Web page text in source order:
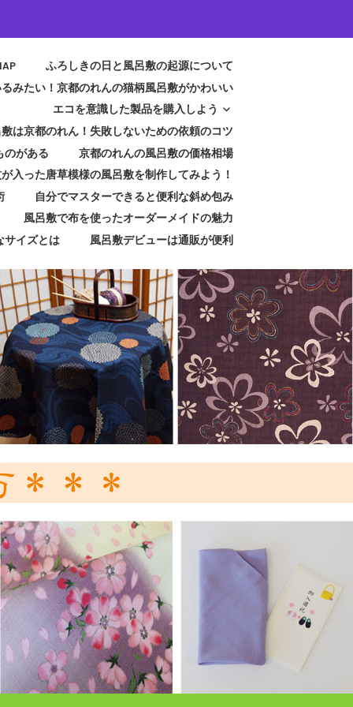
ふろしきの日と風呂敷の起源について
みたい！京都のれんの猫柄風呂敷がかわいい
エコを意識した製品を購入しよう
は京都のれん！失敗しないための依頼のコツ
のがある
京都のれんの風呂敷の価格相場
入った唐草模様の風呂敷を制作してみよう！
自分でマスターできると便利な斜め包み
風呂敷で布を使ったオーダーメイドの魅力
サイズとは
風呂敷デビューは通販が便利